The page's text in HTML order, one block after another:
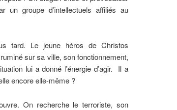
groupe d’intellectuels affiliés au
tard. Le jeune héros de Christos
sur sa ville, son fonctionnement,
lui a donné l’énergie d’agir. Il a
encore elle-même ?
On recherche le terroriste, son